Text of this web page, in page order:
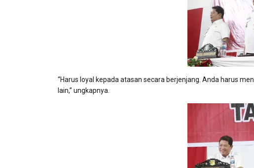
“Harus loyal kepada atasan secara berjenjang. Anda harus
lain,” ungkapnya.